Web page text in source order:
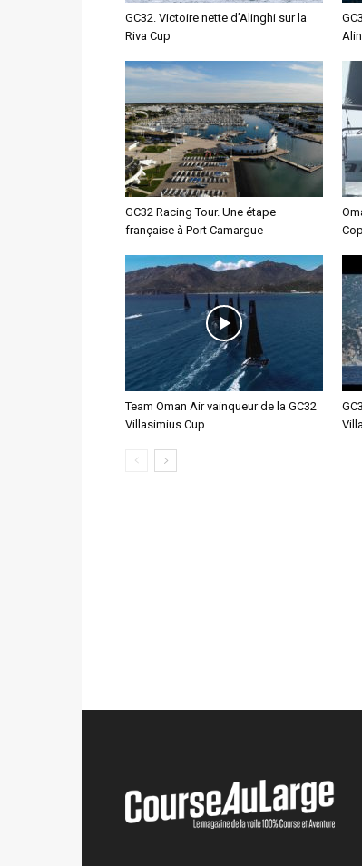
GC32. Victoire nette d’Alinghi sur la
Riva Cup
GC32 Racing Tour. Une étape
française à Port Camargue
Team Oman Air vainqueur de la GC32
Villasimius Cup